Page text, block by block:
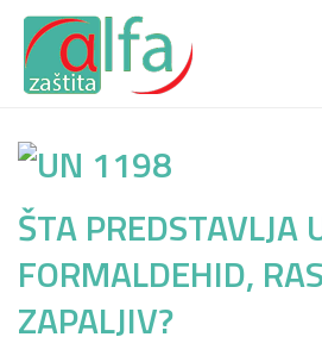
ŠTA
FORMALDEHID,
ZAPALJIV?